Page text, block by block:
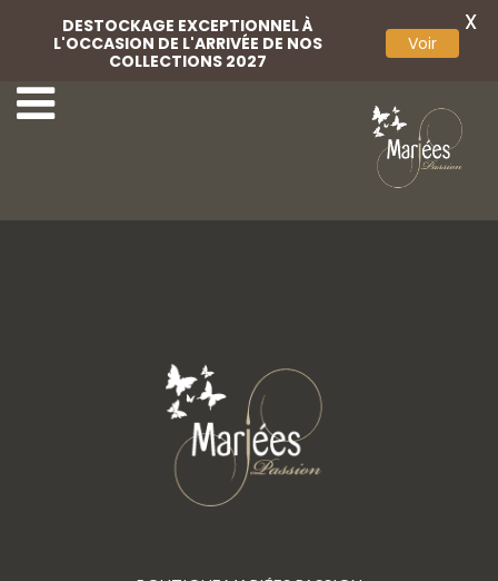
9-Très Chic 11-Très Chic
DESTOCKAGE EXCEPTIONNEL À
L'OCCASION DE L'ARRIVÉE DE NOS
COLLECTIONS 2027
Voir
X